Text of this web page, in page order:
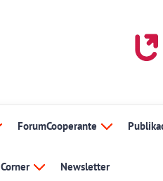
ForumCooperante
Newsletter